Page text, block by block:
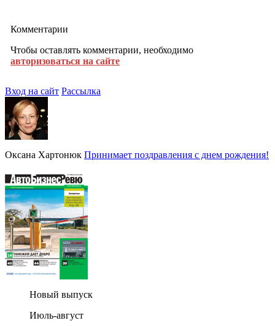
Комментарии
Чтобы оставлять комментарии, необходимо
авторизоваться на сайте
Вход на сайт Рассылка
Оксана Хартонюк Принимает поздравления с днем рождения!
Новый выпуск
Июль-август